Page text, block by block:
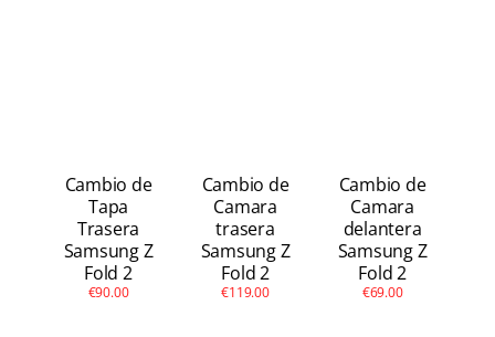
Cambio de
Tapa
Trasera
Samsung Z
Fold 2
€90.00
Cambio de
Camara
trasera
Samsung Z
Fold 2
€119.00
Cambio de
Camara
delantera
Samsung Z
Fold 2
€69.00